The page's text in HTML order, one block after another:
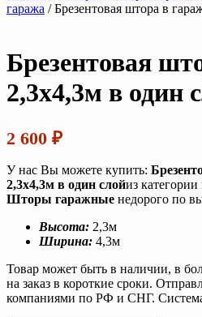
гаража / Брезентовая штора в
Брезентовая
2,3х4,3м в один
2 600 ₽
У нас Вы можете купить:
2,3х4,3м в один слойиз категории
Шторы гаражные недорого по
Высота: 2,3м
Ширина: 4,3м
Товар может быть в наличии, в
на заказ в короткие сроки.
компаниями по РФ и СНГ.